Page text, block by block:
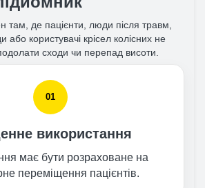
там, де пацієнти, люди після травм,
або користувачі крісел колісних не
сходи чи перепад висоти.
01
використання
має бути розраховане на
переміщення пацієнтів.